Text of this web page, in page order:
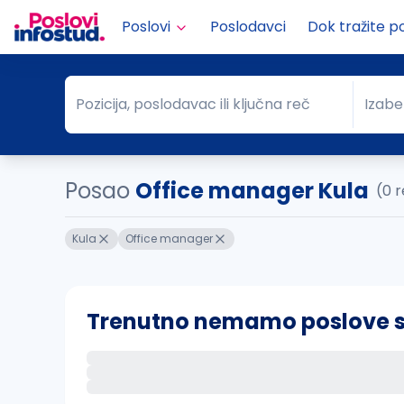
Poslovi Poslodavci Dok tražite
Pozicija, poslodavac ili ključna reč
Pozicija, poslodavac ili ključna reč Grad
Posao Office manager Kula (0
Kula Office manager
Trenutno nemamo poslove